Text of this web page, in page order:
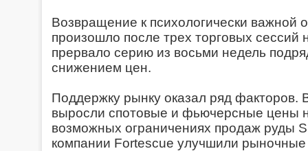
Возвращение к психологически важной
произошло после трех торговых сессий
прервало серию из восьми недель
снижением цен.
Поддержку рынку оказал ряд факторов.
выросли спотовые и фьючерсные цены
возможных ограничениях продаж руды
компании Fortescue улучшили рыночные